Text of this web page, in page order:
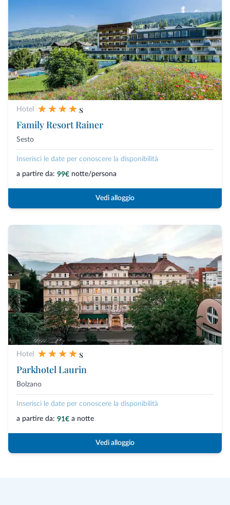
Hotel
s
Family Resort Rainer
Sesto
Inserisci le date per conoscere la disponibilità
a partire da: 99€ notte/persona
Vedi alloggio
Hotel
s
Parkhotel Laurin
Bolzano
Inserisci le date per conoscere la disponibilità
a partire da: 91€ a notte
Vedi alloggio